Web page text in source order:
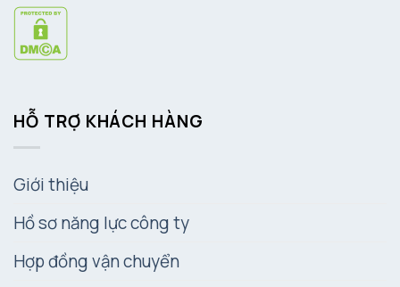
HỖ TRỢ KHÁCH HÀNG
Giới thiệu
Hồ sơ năng lực công ty
Hợp đồng vận chuyển